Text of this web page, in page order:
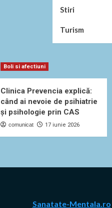
Stiri
Turism
Boli si afectiuni
Clinica Prevencia explică:
când ai nevoie de psihiatrie
și psihologie prin CAS
comunicat 17 iunie 2026
Sanatate-Mentala.ro